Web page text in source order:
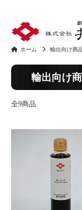
ホーム 輸出向け商
輸出向け
全9商品